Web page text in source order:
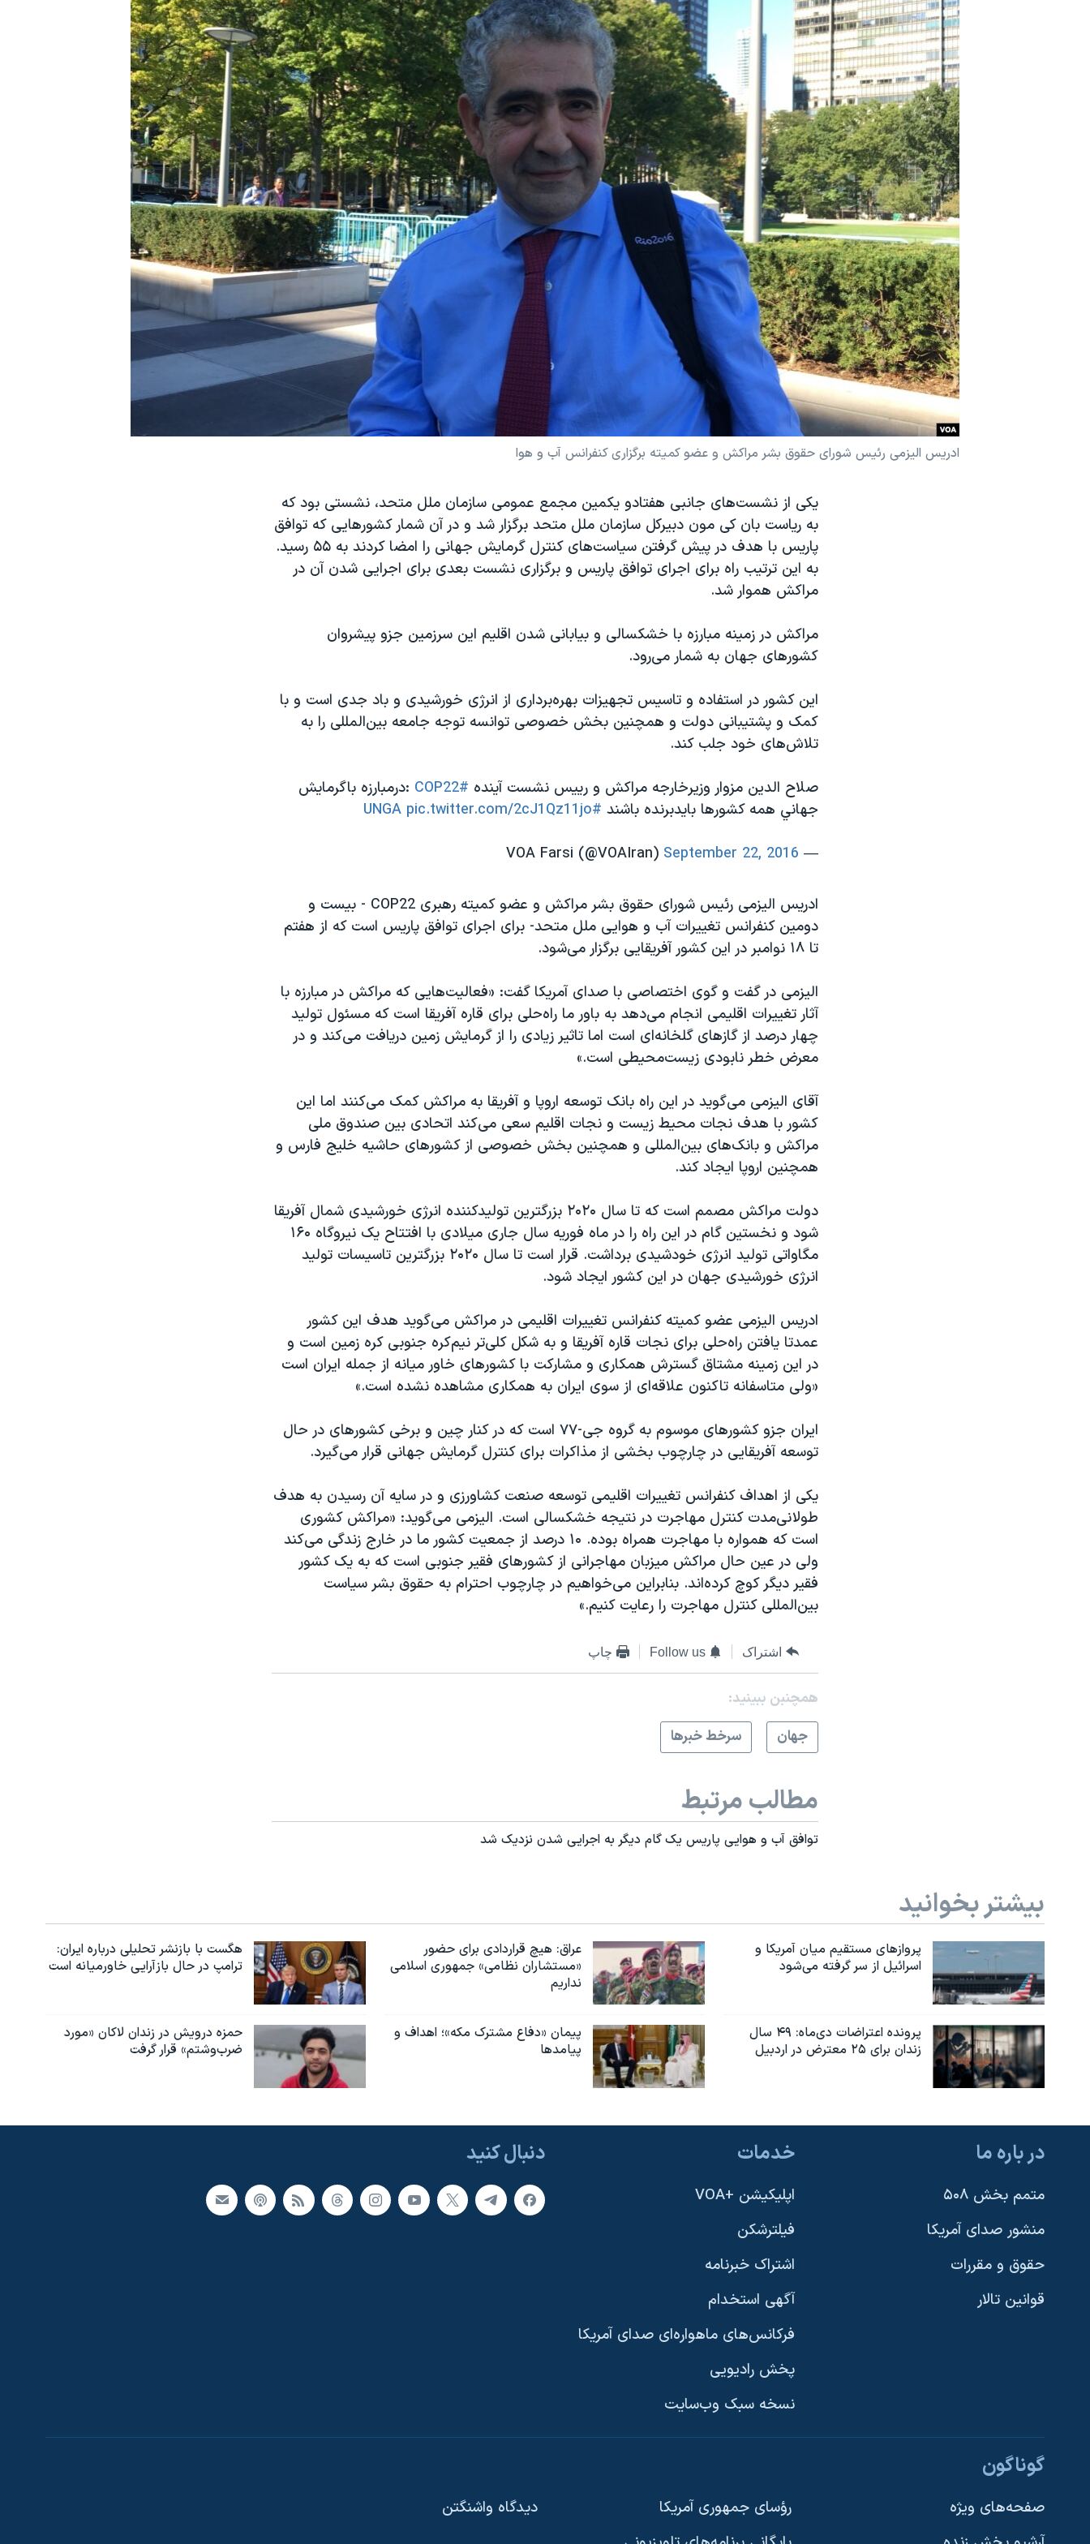
انتخابات ریاست جمهوری آمریکا ۲۰۲۴
حمله جمهوری اسلامی به اسرائیل
اعتراضات زن، زندگی، آزادی
مجموعه مستندهای دادخواهی
چهل سال گروگان‌گیری
قانون شفافیت دارائی کادر رهبری ایران
اعتراضات مردمی آبان ۹۸
نرگس محمدی برنده جایزه نوبل صلح
همایش محافظه‌کاران آمریکا «سی‌پک»
دنبال کنید
ادریس الیزمی رئیس شورای حقوق بشر مراکش و عضو کمیته برگزاری کنفرانس آب و هوا
یکی از نشست‌های جانبی هفتادو یکمین مجمع عمومی سازمان ملل متحد، نشستی بود که
به ریاست بان کی مون دبیرکل سازمان ملل متحد برگزار شد و در آن شمار کشورهایی که توافق
پاریس با هدف در پیش گرفتن سیاست‌های کنترل گرمایش جهانی را امضا کردند به ۵۵ رسید.
به این ترتیب راه برای اجرای توافق پاریس و برگزاری نشست بعدی برای اجرایی شدن آن در
مراکش هموار شد.
مراکش در زمینه مبارزه با خشکسالی و بیابانی شدن اقلیم این سرزمین جزو پیشروان
کشورهای جهان به شمار می‌رود.
این کشور در استفاده و تاسیس تجهیزات بهره‌برداری از انرژی خورشیدی و باد جدی است و با
کمک و پشتیبانی دولت و همچنین بخش خصوصی توانسه توجه جامعه بین‌المللی را به
تلاش‌های خود جلب کند.
صلاح الدين مزوار وزيرخارجه مراكش و رييس نشست آينده #COP22
:درمبارزه باگرمايش
جهاني همه كشورها بايدبرنده باشند #UNGA
pic.twitter.com/2cJ1Qz11jo
— VOA Farsi (@VOAIran)
September 22, 2016
ادریس الیزمی رئیس شورای حقوق بشر مراکش و عضو کمیته رهبری COP22 - بیست و
دومین کنفرانس تغییرات آب و هوایی ملل متحد- برای اجرای توافق پاریس است که از هفتم
تا ۱۸ نوامبر در این کشور آفریقایی برگزار می‌شود.
الیزمی در گفت و گوی اختصاصی با صدای آمریکا گفت:‌ «فعالیت‌هایی که مراکش در مبارزه با
آثار تغییرات اقلیمی انجام می‌دهد به باور ما راه‌حلی برای قاره آفریقا است که مسئول تولید
چهار درصد از گازهای گلخانه‌ای است اما تاثیر زیادی را از گرمایش زمین دریافت می‌کند و در
معرض خطر نابودی زیست‌محیطی است.»
آقای الیزمی می‌گوید در این راه بانک‌ توسعه اروپا و آفریقا به مراکش کمک می‌کنند اما این
کشور با هدف نجات محیط زیست و نجات اقلیم سعی می‌کند اتحادی بین صندوق ملی
مراکش و بانک‌های بین‌المللی و همچنین بخش خصوصی از کشورهای حاشیه خلیج فارس و
همچنین اروپا ایجاد کند.
دولت مراکش مصمم است که تا سال ۲۰۲۰ بزرگترین تولیدکننده انرژی خورشیدی شمال آفریقا
شود و نخستین گام در این راه را در ماه فوریه سال جاری میلادی با افتتاح یک نیروگاه ۱۶۰
مگاواتی تولید انرژی خودشیدی برداشت. قرار است تا سال ۲۰۲۰ بزرگترین تاسیسات تولید
انرژی خورشیدی جهان در این کشور ایجاد شود.
ادریس الیزمی عضو کمیته کنفرانس تغییرات اقلیمی در مراکش می‌گوید هدف این کشور
عمدتا یافتن راه‌حلی برای نجات قاره آفریقا و به شکل کلی‌تر نیم‌کره جنوبی کره زمین است و
در این زمینه مشتاق گسترش همکاری و مشارکت با کشورهای خاور میانه از جمله ایران است
«ولی متاسفانه تاکنون علاقه‌ای از سوی ایران به همکاری مشاهده نشده است.»
ایران جزو کشورهای موسوم به گروه جی-۷۷ است که در کنار چین و برخی کشورهای در حال
توسعه آفریقایی در چارچوب بخشی از مذاکرات برای کنترل گرمایش جهانی قرار می‌گیرد.
یکی از اهداف کنفرانس تغییرات اقلیمی توسعه صنعت کشاورزی و در سایه آن رسیدن به هدف
طولانی‌مدت کنترل مهاجرت در نتیجه خشکسالی است. الیزمی می‌گوید:‌ «مراکش کشوری
است که همواره با مهاجرت همراه بوده. ۱۰ درصد از جمعیت کشور ما در خارج زندگی می‌کند
ولی در عین حال مراکش میزبان مهاجرانی از کشورهای فقیر جنوبی است که به یک کشور
فقیر دیگر کوچ کرده‌اند. بنابراین می‌خواهیم در چارچوب احترام به حقوق بشر سیاست
بین‌المللی کنترل مهاجرت را رعایت کنیم.‌»
اشتراک Follow us چاپ
همچنبن ببینید:
جهان
سرخط خبرها
مطالب مرتبط
توافق آب و هوایی پاریس یک گام دیگر به اجرایی شدن نزدیک شد
بیشتر بخوانید
پروازهای مستقیم میان آمریکا و
اسرائیل از سر گرفته می‌شود
عراق: هیچ قراردادی برای حضور
«مستشاران نظامی» جمهوری اسلامی
نداریم
هگست با بازنشر تحلیلی درباره ایران:
ترامپ در حال بازآرایی خاورمیانه است
پرونده اعتراضات دی‌ماه: ۴۹ سال
زندان برای ۲۵ معترض در اردبیل
پیمان «دفاع مشترک مکه»؛ اهداف و
پیامدها
حمزه درویش در زندان لاکان «مورد
ضرب‌وشتم» قرار گرفت
دنبال کنید در باره ما
متمم بخش ۵۰۸
منشور صدای آمریکا
حقوق و مقررات
قوانین تالار
خدمات
اپلیکیشن +VOA
فیلترشکن
اشتراک خبرنامه
آگهی استخدام
فرکانس‌های ماهواره‌ای صدای آمریکا
پخش رادیویی
نسخه سبک وب‌سایت
گوناگون
صفحه‌های ویژه
رؤسای جمهوری آمریکا
دیدگاه‌ واشنگتن